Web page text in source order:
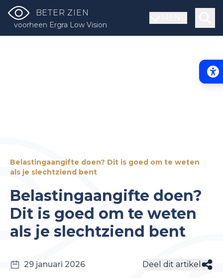
BETER ZIEN
voorheen Ergra Low Vision
Belastingaangifte doen? Dit is goed om te weten
als je slechtziend bent
Belastingaangifte doen?
Dit is goed om te weten
als je slechtziend bent
29 januari 2026 Deel dit artikel